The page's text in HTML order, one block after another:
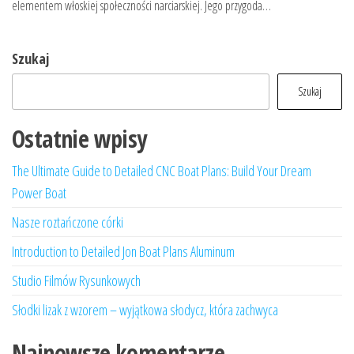
elementem włoskiej społeczności narciarskiej. Jego przygoda…
Szukaj
Szukaj
Ostatnie wpisy
The Ultimate Guide to Detailed CNC Boat Plans: Build Your Dream
Power Boat
Nasze roztańczone córki
Introduction to Detailed Jon Boat Plans Aluminum
Studio Filmów Rysunkowych
Słodki lizak z wzorem – wyjątkowa słodycz, która zachwyca